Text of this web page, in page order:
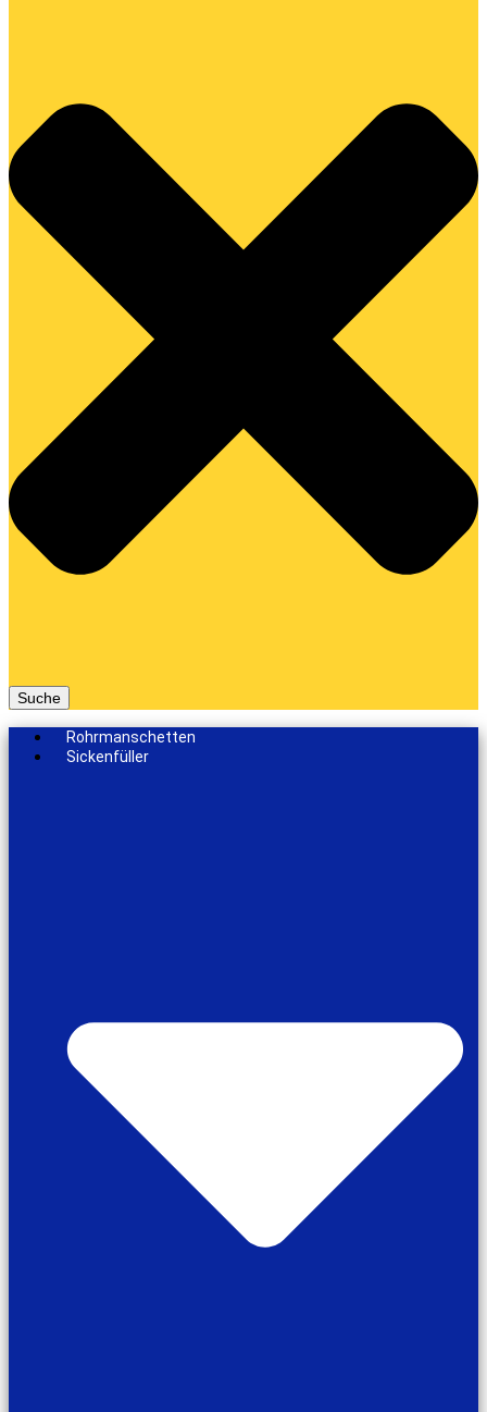
Suche
Rohrmanschetten
Sickenfüller